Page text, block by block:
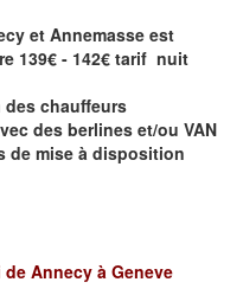
et Annemasse est
139€ - 142€ tarif nuit
chauffeurs
des berlines et/ou VAN
de mise à disposition
de Annecy à Geneve